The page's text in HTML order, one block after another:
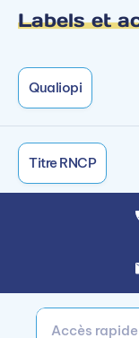
Labels et
Qualiopi
Titre RNCP
Accès rapide